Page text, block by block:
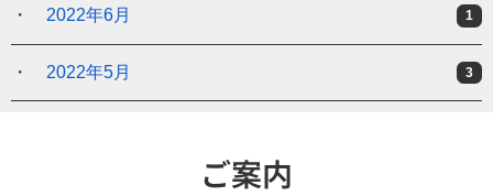
2022年6月 1
2022年5月 3
ご案内